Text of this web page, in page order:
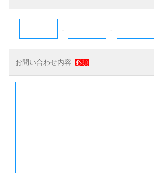
- -
お問い合わせ内容 必須